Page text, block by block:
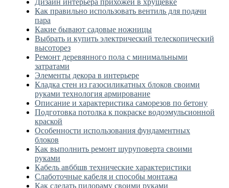
Дизайн интерьера прихожей в хрущевке
Как правильно использовать вентиль для подачи
пара
Какие бывают садовые ножницы
Выбрать и купить электрический телескопический
высоторез
Ремонт деревянного пола с минимальными
затратами
Элементы декора в интерьере
Кладка стен из газосиликатных блоков своими
руками технология армирование
Описание и характеристика саморезов по бетону
Подготовка потолка к покраске водоэмульсионной
краской
Особенности использования фундаментных
блоков
Как выполнить ремонт шуруповерта своими
руками
Кабель авббшв технические характеристики
Слаботочные кабеля и способы монтажа
Как сделать пилораму своими руками